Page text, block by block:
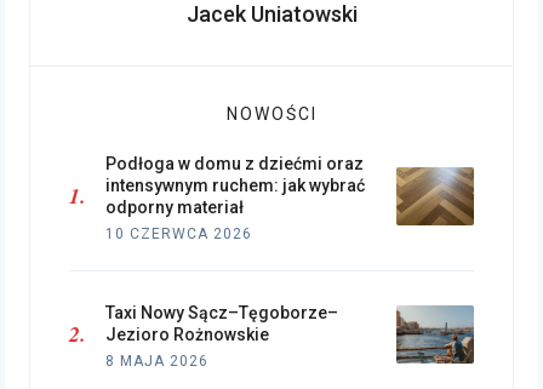
Jacek Uniatowski
NOWOŚCI
Podłoga w domu z dziećmi oraz
intensywnym ruchem: jak wybrać
odporny materiał
10 CZERWCA 2026
Taxi Nowy Sącz–Tęgoborze–
Jezioro Rożnowskie
8 MAJA 2026